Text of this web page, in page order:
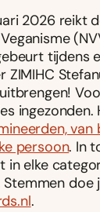
2026 reikt
tijdens
ZIMIHC
persoon. In
in elke
doe
.